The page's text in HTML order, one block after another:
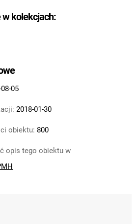
w kolekcjach:
05
2018-01-30
obiektu: 800
opis tego obiektu w